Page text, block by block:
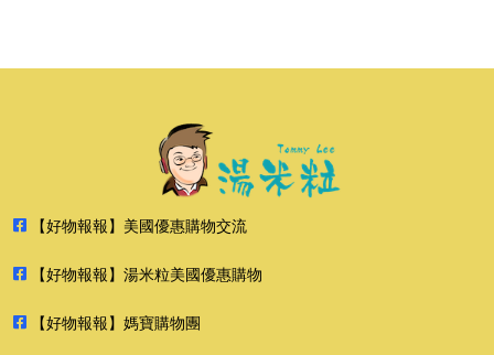
【好物報報】美國優惠購物交流
【好物報報】湯米粒美國優惠購物
【好物報報】媽寶購物團